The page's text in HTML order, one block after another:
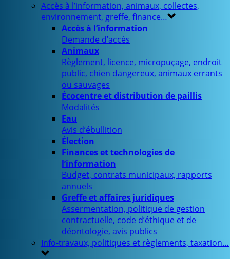
Accès à l’information, animaux, collectes,
environnement, greffe, finance…
Accès à l’information
Demande d’accès
Animaux
Règlement, licence, micropuçage, endroit
public, chien dangereux, animaux errants
ou sauvages
Écocentre et distribution de paillis
Modalités
Eau
Avis d’ébullition
Élection
Finances et technologies de
l’information
Budget, contrats municipaux, rapports
annuels
Greffe et affaires juridiques
Assermentation, politique de gestion
contractuelle, code d’éthique et de
déontologie, avis publics
Info-travaux, politiques et règlements, taxation…